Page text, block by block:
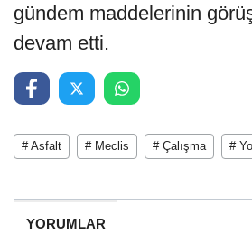
gündem maddelerinin
devam etti.
# Asfalt # Meclis # Çalışma #
YORUMLAR